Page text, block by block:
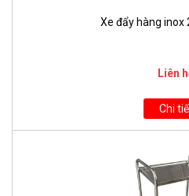
Xe đẩy hàng inox
Liên
Chi